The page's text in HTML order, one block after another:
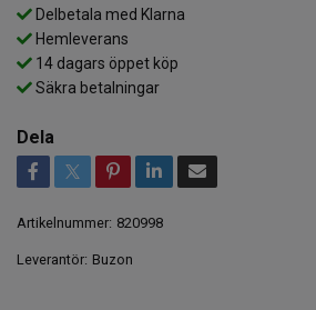
Delbetala med Klarna
Hemleverans
14 dagars öppet köp
Säkra betalningar
Dela
Artikelnummer: 820998
Leverantör: Buzon